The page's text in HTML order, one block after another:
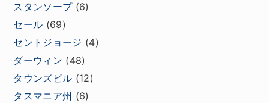
スタンソープ(6)
セール (69)
セントジョージ (4)
ダーウィン (48)
タウンズビル (12)
タスマニア州 (6)